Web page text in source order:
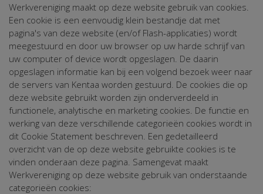
Werkvereniging maakt op deze website gebruik van cookies.
Een cookie is een eenvoudig klein bestandje dat met
pagina's van deze website (en/of Flash-applicaties) wordt
meegestuurd en door uw browser op uw harde schrijf van
uw computer of device wordt opgeslagen. De daarin
opgeslagen informatie kan bij een volgend bezoek weer naar
de servers van Kentaa worden gestuurd. De cookies die op
deze website gebruikt worden zijn onderverdeeld in
functionele, analytische en marketing cookies. De functie en
werking van deze verschillende categorieën cookies wordt in
dit Cookie Statement beschreven. Een gedetailleerd
overzicht van de op deze website gebruikte cookies is te
vinden onderaan deze pagina. Samengevat maakt
Werkvereniging op deze website gebruik van onderstaande
categorieën cookies: